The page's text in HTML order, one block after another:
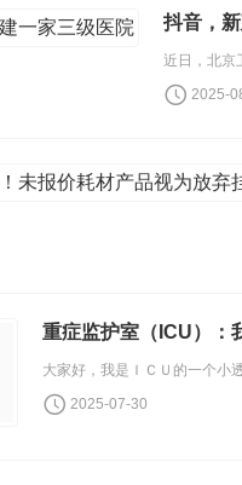
抖音，
2025-
重症监护室（ICU）：
2025-07-30